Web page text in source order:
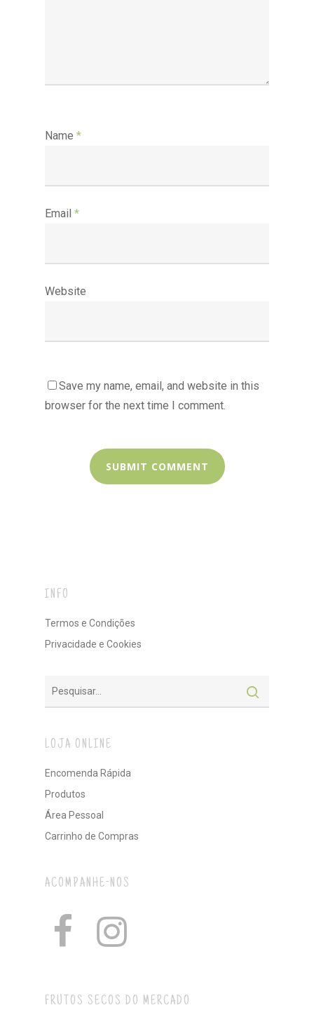
Name *
Email *
Website
Save my name, email, and website in this
browser for the next time I comment.
INFO
Termos e Condições
Privacidade e Cookies
LOJA ONLINE
Encomenda Rápida
Produtos
Área Pessoal
Carrinho de Compras
ACOMPANHE-NOS
FRUTOS SECOS DO MERCADO